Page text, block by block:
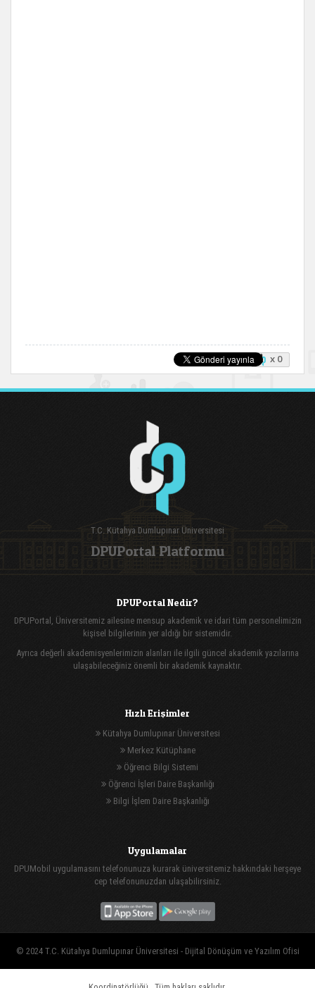
x 0
T.C. Kütahya Dumlupınar Üniversitesi
DPUPortal Platformu
DPUPortal Nedir?
DPUPortal, Üniversitemiz ailesine mensup akademik ve idari tüm personelimizin
kişisel bilgilerinin yer aldığı bir sistemidir.
Ayrıca değerli akademisyenlerimizin alanları ile ilgili güncel akademik yazılarına
ulaşabileceğiniz önemli bir akademik kaynaktır.
Hızlı Erişimler
Kütahya Dumlupınar Üniversitesi
Merkez Kütüphane
Öğrenci Bilgi Sistemi
Öğrenci İşleri Daire Başkanlığı
Bilgi İşlem Daire Başkanlığı
Uygulamalar
DPUMobil uygulamasını telefonunuza kurarak üniversitemiz hakkındaki herşeye
cep telefonunuzdan ulaşabilirsiniz.
© 2024 T.C. Kütahya Dumlupınar Üniversitesi - Dijital Dönüşüm ve Yazılım Ofisi